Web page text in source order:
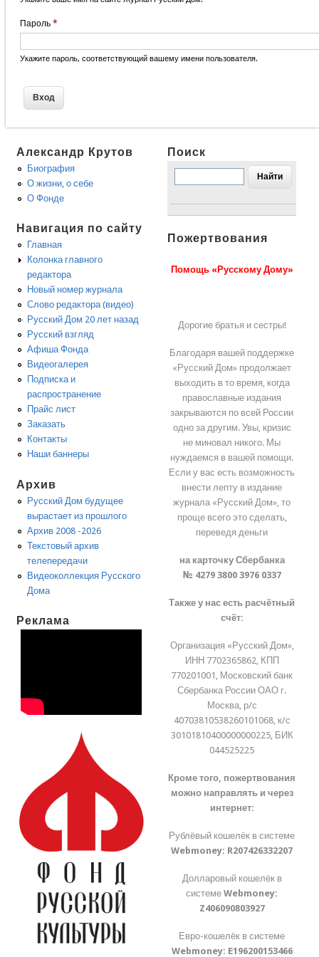
Пароль *
Укажите пароль, соответствующий вашему имени пользователя.
Александр Крутов
Биография
О жизни, о себе
О Фонде
Навигация по сайту
Главная
Колонка главного
редактора
Новый номер журнала
Слово редактора (видео)
Русский Дом 20 лет назад
Русский взгляд
Афиша Фонда
Видеогалерея
Подписка и
распространение
Прайс лист
Заказать
Контакты
Наши баннеры
Архив
Русский Дом будущее
вырастает из прошлого
Архив 2008 -2026
Текстовый архив
телепередачи
Видеоколлекция Русского
Дома
Реклама
Поиск
Пожертвования
Помощь «Русскому Дому»
Дорогие братья и сестры!
Благодаря вашей поддержке
«Русский Дом» продолжает
выходить в то время, когда
православные издания
закрываются по всей России
одно за другим. Увы, кризис
не миновал никого. Мы
нуждаемся в вашей помощи.
Если у вас есть возможность
внести лепту в издание
журнала «Русский Дом», то
проще всего это сделать,
переведя деньги
на карточку Сбербанка
№ 4279 3800 3976 0337
Также у нас есть расчётный
счёт:
Организация «Русский Дом»,
ИНН 7702365862, КПП
770201001, Московский банк
Сбербанка России ОАО г.
Москва, р/с
40703810538260101068, к/с
30101810400000000225, БИК
044525225
Кроме того, пожертвования
можно направлять и через
интернет:
Рублёвый кошелёк в системе
Webmoney: R207426332207
Долларовый кошелёк в
системеWebmoney:
Z406090803927
Евро-кошелёк в системе
Webmoney: E196200153466